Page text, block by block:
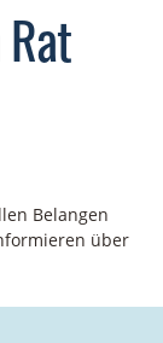
Rat
Belangen
über